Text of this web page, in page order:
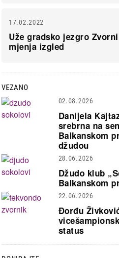
17.02.2022
Uže gradsko jezgro
mjenja izgled
VEZANO
02.08.2026
Danijela
srebrna na
Balkanskom
džudou
28.06.2026
Džudo klub
Balkanskom
22.06.2026
Đorđu
status